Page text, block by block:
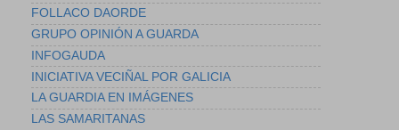
FOLLACO DAORDE
GRUPO OPINIÓN A GUARDA
INFOGAUDA
INICIATIVA VECIÑAL POR GALICIA
LA GUARDIA EN IMÁGENES
LAS SAMARITANAS